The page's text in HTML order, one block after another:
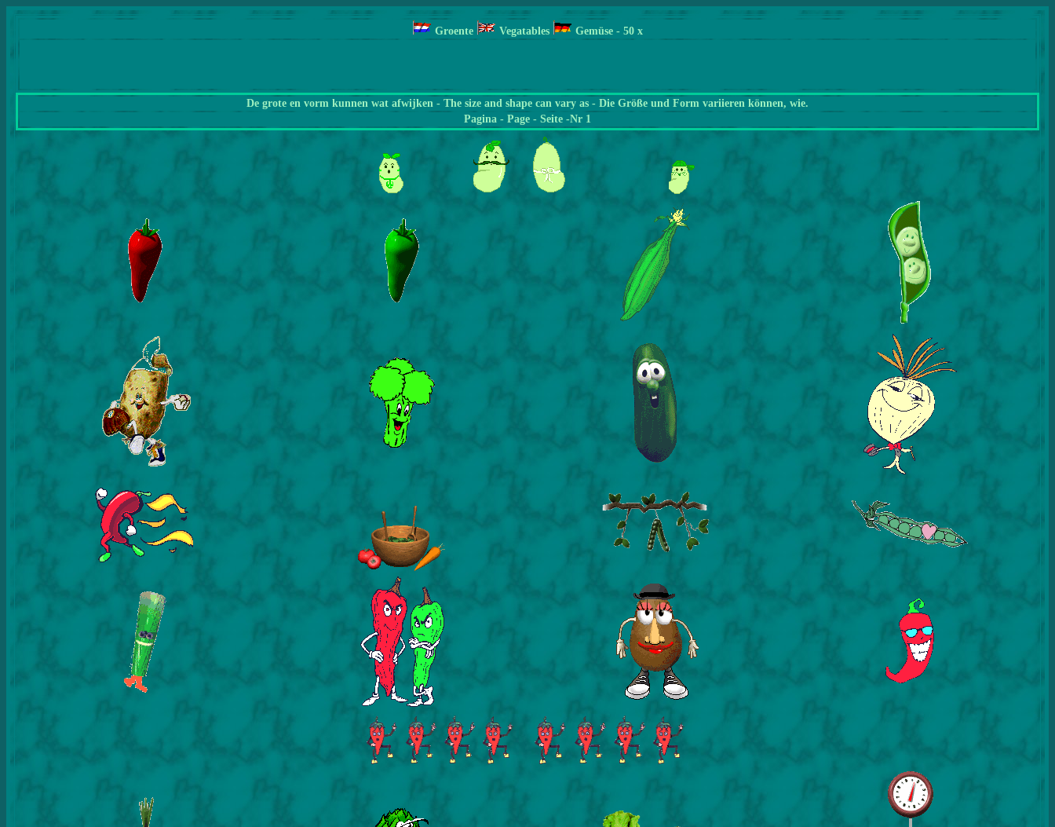
Groente Vegatables Gemüse - 50 x
De grote en vorm kunnen wat afwijken - The size and shape can vary as - Die Größe und Form variieren können, wie.
Pagina - Page - Seite -Nr 1